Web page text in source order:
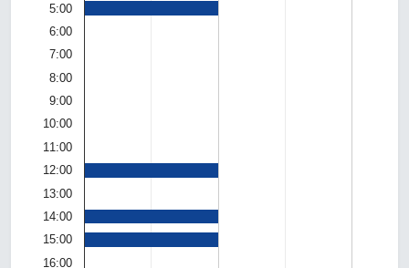
5:00
6:00
7:00
8:00
9:00
10:00
11:00
12:00
13:00
14:00
15:00
16:00